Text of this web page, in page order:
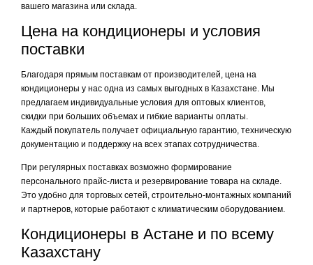
вашего магазина или склада.
Цена на кондиционеры и условия
поставки
Благодаря прямым поставкам от производителей, цена на
кондиционеры у нас одна из самых выгодных в Казахстане. Мы
предлагаем индивидуальные условия для оптовых клиентов,
скидки при больших объемах и гибкие варианты оплаты.
Каждый покупатель получает официальную гарантию, техническую
документацию и поддержку на всех этапах сотрудничества.
При регулярных поставках возможно формирование
персонального прайс-листа и резервирование товара на складе.
Это удобно для торговых сетей, строительно-монтажных компаний
и партнеров, которые работают с климатическим оборудованием.
Кондиционеры в Астане и по всему
Казахстану